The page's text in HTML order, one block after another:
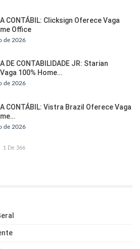
CONTÁBIL: Clicksign Oferece Vaga
Office
de 2026
DE CONTABILIDADE JR: Starian
100% Home…
de 2026
CONTÁBIL: Vistra Brazil Oferece Vaga
de 2026
1 De 366